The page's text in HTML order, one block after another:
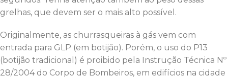
grelhas, que devem ser o mais alto possível.
Originalmente, as churrasqueiras à gás vem com
entrada para GLP (em botijão). Porém, o uso do P13
(botijão tradicional) é proibido pela Instrução Técnica Nº
28/2004 do Corpo de Bombeiros, em edifícios na cidade